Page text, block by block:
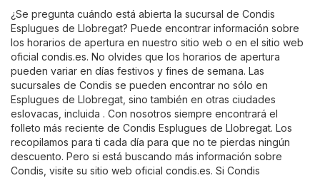
¿Se pregunta cuándo está abierta la sucursal de Condis
Esplugues de Llobregat? Puede encontrar información sobre
los horarios de apertura en nuestro sitio web o en el sitio web
oficial condis.es. No olvides que los horarios de apertura
pueden variar en días festivos y fines de semana. Las
sucursales de Condis se pueden encontrar no sólo en
Esplugues de Llobregat, sino también en otras ciudades
eslovacas, incluida . Con nosotros siempre encontrará el
folleto más reciente de Condis Esplugues de Llobregat. Los
recopilamos para ti cada día para que no te pierdas ningún
descuento. Pero si está buscando más información sobre
Condis, visite su sitio web oficial condis.es. Si Condis